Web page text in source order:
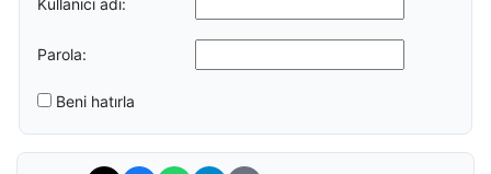
Parola:
Beni hatırla